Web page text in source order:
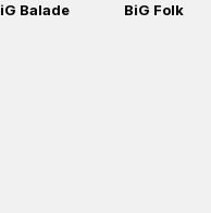
BiG Folk BiG iG